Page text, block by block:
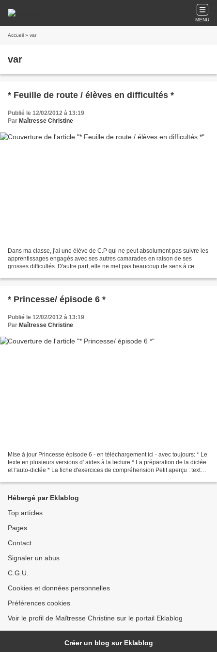
MENU
Accueil » var
var
* Feuille de route / élèves en difficultés *
Publié le 12/02/2012 à 13:19
Par Maîtresse Christine
Dans ma classe, j'ai une élève de C.P qui ne peut absolument pas suivre les
apprentissages engagés avec ses autres camarades en raison de ses
grosses difficultés. D'autre part, elle ne met pas beaucoup de sens à ce
* Princesse/ épisode 6 *
Publié le 12/02/2012 à 13:19
Par Maîtresse Christine
Mise à jour Princesse épisode 6 - en téléchargement ici - avec toujours: * Le
texte en plusieurs versions d' aides à la lecture * La préparation de la dictée
et l'auto-dictée * La fiche d'exercices de compréhension Petit aperçu : texte
Hébergé par Eklablog
Top articles
Pages
Contact
Signaler un abus
C.G.U.
Cookies et données personnelles
Préférences cookies
Voir le profil de Maîtresse Christine sur le portail Eklablog
Créer un blog sur Eklablog